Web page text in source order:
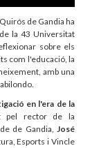
de Gandia ha
la 43 Universitat
sobre els
com l'educació, la
amb una
en l'era de la
pel rector de la
de Gandia, José
Esports i Vincle